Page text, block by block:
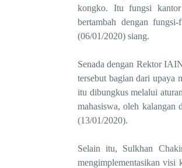
kongko. Itu fungsi kantor
bertambah dengan
(06/01/2020) siang.
Senada dengan Rektor
tersebut bagian dari upaya
itu dibungkus melalui
mahasiswa, oleh kalangan
(13/01/2020).
Selain itu, Sulkhan
mengimplementasikan visi